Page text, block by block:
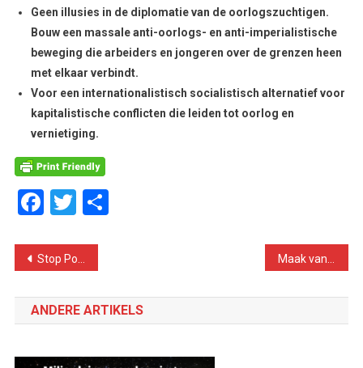
Geen illusies in de diplomatie van de oorlogszuchtigen.
Bouw een massale anti-oorlogs- en anti-imperialistische
beweging die arbeiders en jongeren over de grenzen heen
met elkaar verbindt.
Voor een internationalistisch socialistisch alternatief voor
kapitalistische conflicten die leiden tot oorlog en
vernietiging.
Facebook
Twitter
Delen
Bericht
navigatie
Stop Poetins oorlog
ANDERE ARTIKELS